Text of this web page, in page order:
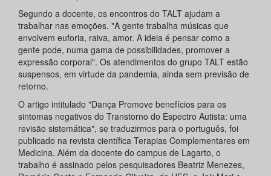
Segundo a docente, os encontros do TALT ajudam a
trabalhar nas emoções. "A gente trabalha músicas que
envolvem euforia, raiva, amor. A ideia é pensar como a
gente pode, numa gama de possibilidades, promover a
expressão corporal". Os atendimentos do grupo TALT estão
suspensos, em virtude da pandemia, ainda sem previsão de
retorno.
O artigo intitulado "Dança Promove benefícios para os
sintomas negativos do Transtorno do Espectro Autista: uma
revisão sistemática", se traduzirmos para o português, foi
publicado na revista científica Terapias Complementares em
Medicina. Além da docente do campus de Lagarto, o
trabalho é assinado pelos pesquisadores Beatriz Menezes,